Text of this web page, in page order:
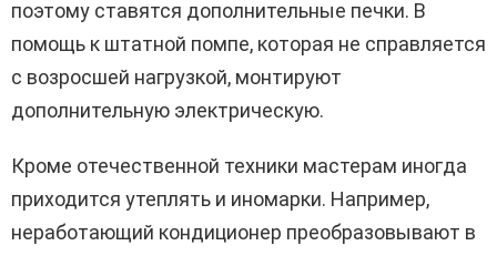
поэтому ставятся дополнительные печки. В
помощь к штатной помпе, которая не справляется
с возросшей нагрузкой, монтируют
дополнительную электрическую.
Кроме отечественной техники мастерам иногда
приходится утеплять и иномарки. Например,
неработающий кондиционер преобразовывают в